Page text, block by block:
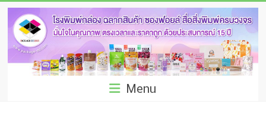
Skip
content
โรง
พิมพ์
กล่อง
Menu